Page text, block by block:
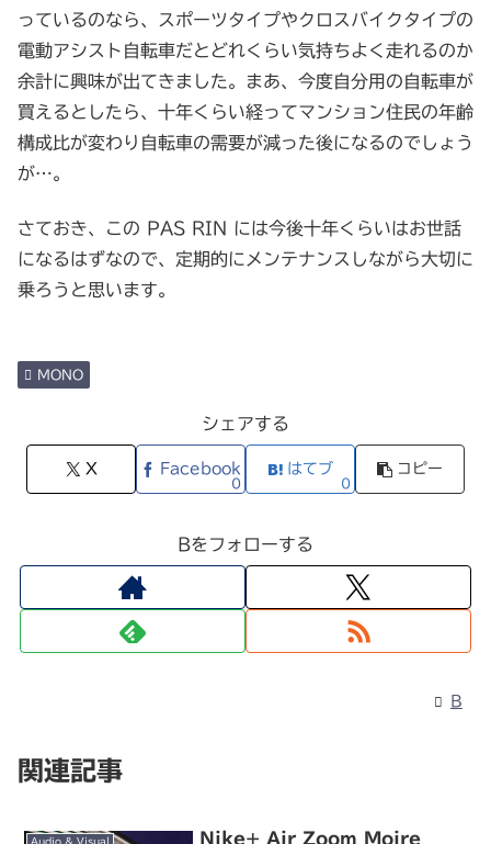
っているのなら、スポーツタイプやクロスバイクタイプの
電動アシスト自転車だとどれくらい気持ちよく走れるのか
余計に興味が出てきました。まあ、今度自分用の自転車が
買えるとしたら、十年くらい経ってマンション住民の年齢
構成比が変わり自転車の需要が減った後になるのでしょう
が…。
さておき、この PAS RIN には今後十年くらいはお世話
になるはずなので、定期的にメンテナンスしながら大切に
乗ろうと思います。
MONO
シェアする
X Facebook
0
はてブ
0
コピー
Bをフォローする
B
関連記事
Audio & Visual Nike+ Air Zoom Moire